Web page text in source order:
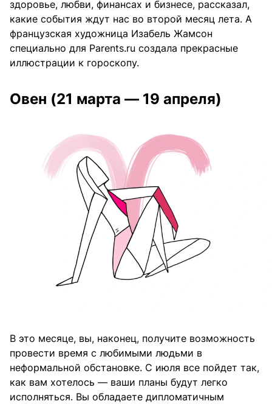
здоровье, любви, финансах и бизнесе, рассказал,
какие события ждут нас во второй месяц лета. А
французская художница Изабель Жамсон
специально для Parents.ru создала прекрасные
иллюстрации к гороскопу.
Овен (21 марта — 19 апреля)
В это месяце, вы, наконец, получите возможность
провести время с любимыми людьми в
неформальной обстановке. С июля все пойдет так,
как вам хотелось — ваши планы будут легко
исполняться. Вы обладаете дипломатичным